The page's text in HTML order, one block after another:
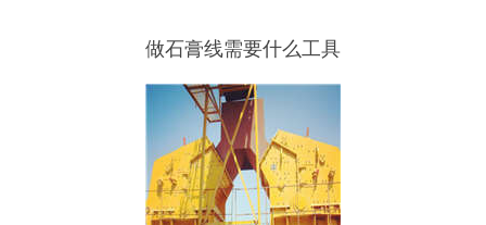
做石膏线需要什么工具